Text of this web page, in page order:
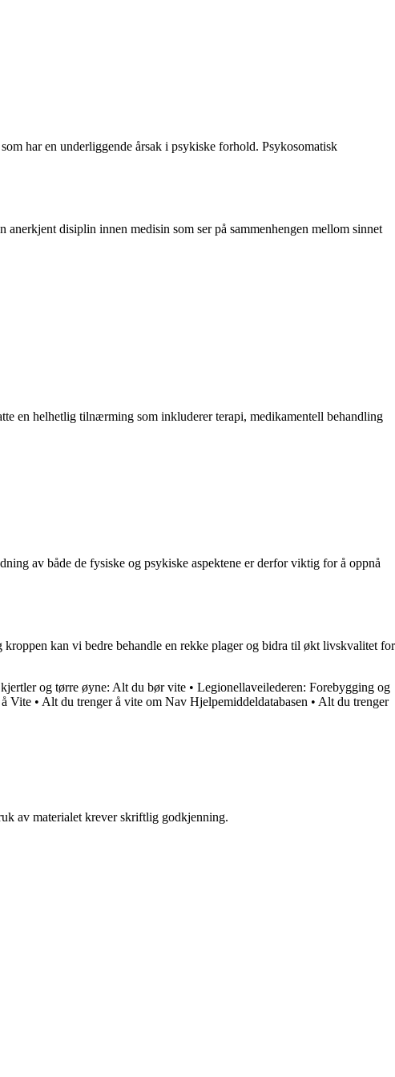
har en underliggende årsak i psykiske forhold. Psykosomatisk
disiplin innen medisin som ser på sammenhengen mellom sinnet
en helhetlig tilnærming som inkluderer terapi, medikamentell behandling
av både de fysiske og psykiske aspektene er derfor viktig for å oppnå
kan vi bedre behandle en rekke plager og bidra til økt livskvalitet for
og tørre øyne: Alt du bør vite • Legionellaveilederen: Forebygging og
Vite • Alt du trenger å vite om Nav Hjelpemiddeldatabasen • Alt du trenger
av materialet krever skriftlig godkjenning.